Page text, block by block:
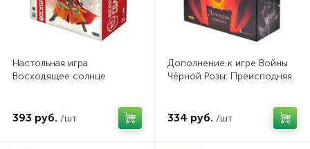
Настольная игра
Восходящее солнце
393 руб. /шт
Дополнение к игре Войны
Чёрной Розы: Преисподняя
334 руб. /шт